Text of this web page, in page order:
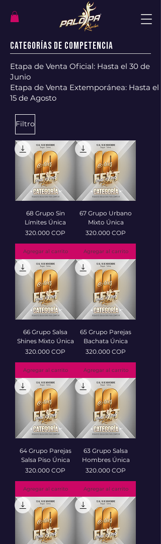
Categorías de Competencia
Etapa de Venta Oficial: Hasta el 30 de
Junio
Etapa de Venta Extemporánea: Hasta el
15 de Agosto
Filtro
68 Grupo Sin
Límites Única
Precio
320.000 COP
Agregar al carrito
67 Grupo Urbano
Mixto Única
Precio
320.000 COP
Agregar al carrito
66 Grupo Salsa
Shines Mixto Única
Precio
320.000 COP
Agregar al carrito
65 Grupo Parejas
Bachata Única
Precio
320.000 COP
Agregar al carrito
64 Grupo Parejas
Salsa Piso Única
Precio
320.000 COP
Agregar al carrito
63 Grupo Salsa
Hombres Única
Precio
320.000 COP
Agregar al carrito